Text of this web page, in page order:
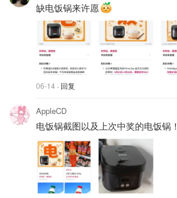
缺电饭锅来许愿
06-14 · 回复
AppleCD
电饭锅截图以及上次中奖的电饭锅！